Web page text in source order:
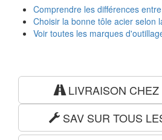
Comprendre les différences
Choisir la bonne tôle acier selon
Voir toutes les marques
LIVRAISON CHEZ
SAV SUR TOUS